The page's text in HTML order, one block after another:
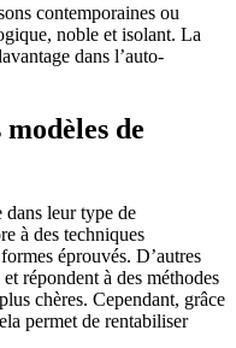
contemporaines ou
noble et isolant. La
dans l’auto-
de
dans leur type de
à des techniques
éprouvés. D’autres
répondent à des méthodes
chères. Cependant, grâce
permet de rentabiliser